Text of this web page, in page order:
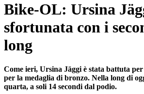
Bike-OL: Ursina
sfortunata con i
long
Come ieri, Ursina Jäggi è stata battuta
per la medaglia di bronzo. Nella long di
quarta, a soli 14 secondi dal podio.